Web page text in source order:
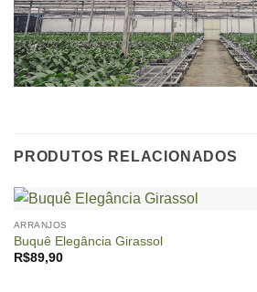
PRODUTOS RELACIONADOS
ARRANJOS
Buquê Elegância Girassol
R$89,90